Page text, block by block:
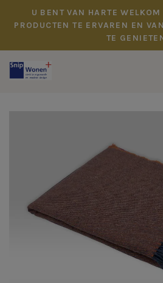
U BENT VAN HARTE
PRODUCTEN TE ERVAREN EN
TE